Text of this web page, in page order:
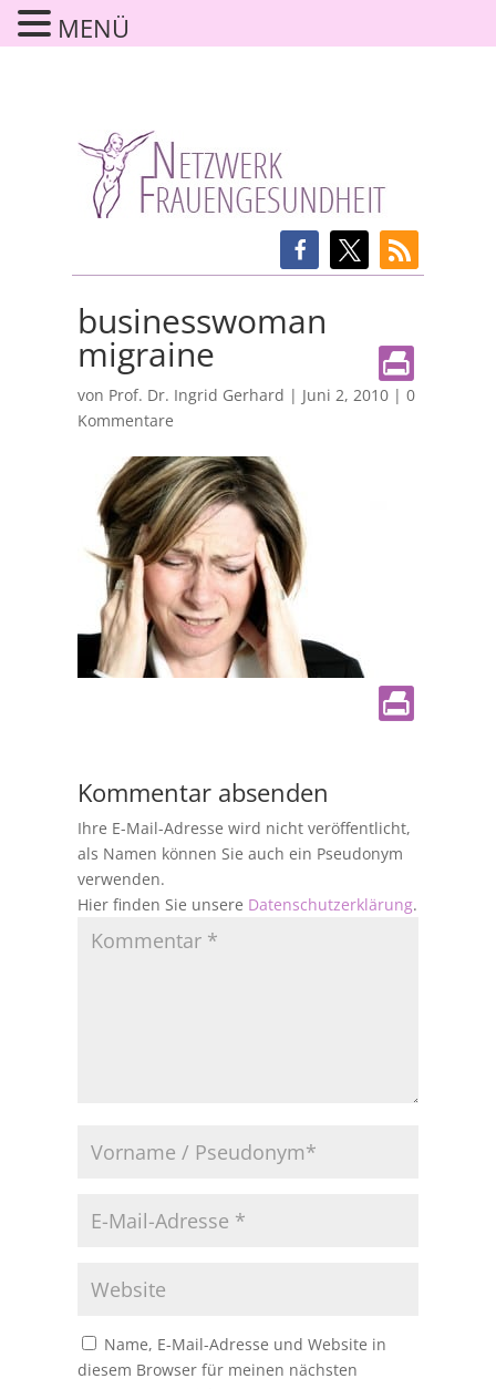
businesswoman
migraine
von Prof. Dr. Ingrid Gerhard | Juni 2, 2010| 0
Kommentare
Kommentar absenden
Ihre E-Mail-Adresse wird nicht veröffentlicht,
als Namen können Sie auch ein Pseudonym
verwenden.
Hier finden Sie unsere Datenschutzerklärung.
Name, E-Mail-Adresse und Website in
diesem Browser für meinen nächsten
MENÜ